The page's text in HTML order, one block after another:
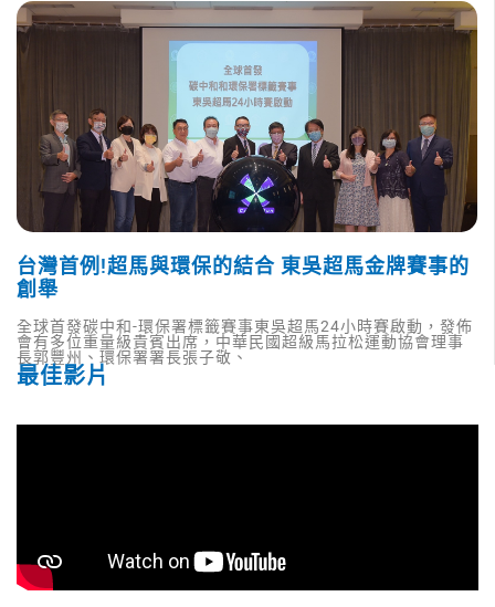
台灣首例!超馬與環保的結合 東吳超馬金牌賽事的
創舉
全球首發碳中和-環保署標籤賽事東吳超馬24小時賽啟動，發佈
會有多位重量級貴賓出席，中華民國超級馬拉松運動協會理事
長郭豐州、環保署署長張子敬、
最佳影片